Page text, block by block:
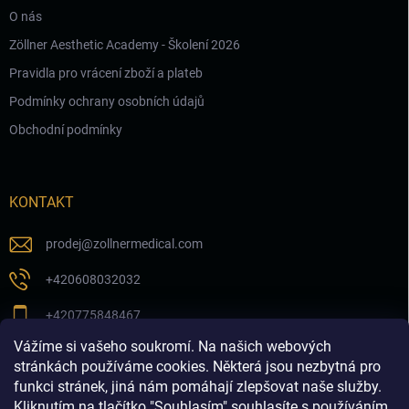
Vážíme si vašeho soukromí. Na našich webových
stránkách používáme cookies. Některá jsou nezbytná pro
funkci stránek, jiná nám pomáhají zlepšovat naše služby.
O nás
Zöllner Aesthetic Academy - Školení 2026
Pravidla pro vrácení zboží a plateb
Podmínky ochrany osobních údajů
Obchodní podmínky
KONTAKT
prodej@zollnermedical.com
+420608032032
+420775848467
Sledujte nás na našem FB profilu
zollnermedical_eu